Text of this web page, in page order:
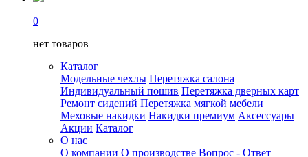
0
нет товаров
Каталог
Модельные чехлы Перетяжка салона
Индивидуальный пошив Перетяжка дверных карт
Ремонт сидений Перетяжка мягкой мебели
Меховые накидки Накидки премиум Аксессуары
Акции Каталог
О нас
О компании О производстве Вопрос - Ответ